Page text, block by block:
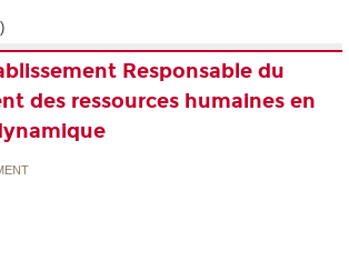
Responsable du
des ressources humaines en